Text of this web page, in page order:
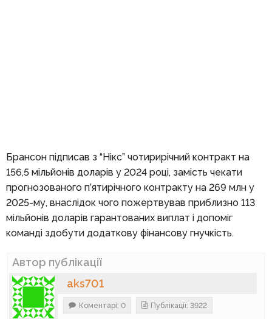
Брансон підписав з “Нікс” чотирирічний контракт на
156,5 мільйонів доларів у 2024 році, замість чекати
прогнозованого п’ятирічного контракту на 269 млн у
2025-му, внаслідок чого пожертвував приблизно 113
мільйонів доларів гарантованих виплат і допоміг
команді здобути додаткову фінансову гнучкість.
Автор публікації
aks701
Коментарі: 0 Публікації: 3922